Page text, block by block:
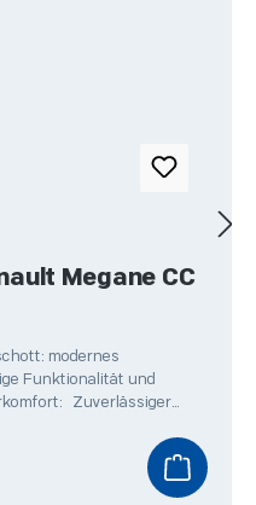
Megane CC
modernes
Funktionalität und
Zuverlässiger